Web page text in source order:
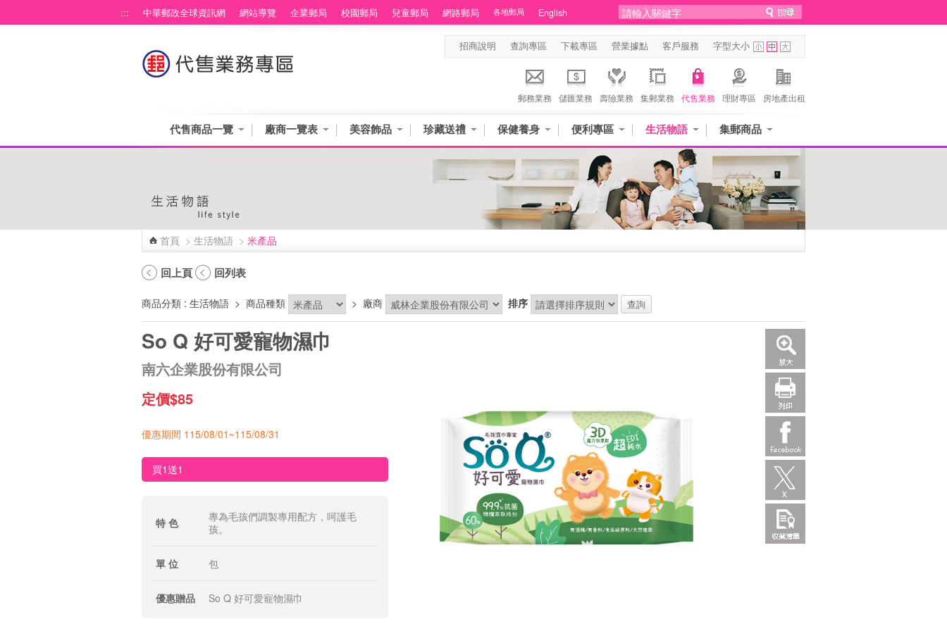
::: 中華郵政全球資訊網 網站導覽 企業郵局 校園郵局 兒童郵局 網路郵局 各地郵局 English
招商說明 查詢專區 下載專區 營業據點 客戶服務 字型大小
郵務業務 儲匯業務 壽險業務 集郵業務 代售業務 理財專區 房地產出租
代售商品一覽 廠商一覽表 美容飾品 珍藏送禮 保健養身 便利專區 生活物語 集郵商品
首頁 > 生活物語 > 米產品
回上頁 回列表
商品分類 : 生活物語 > 商品種類 > 廠商 排序
So Q 好可愛寵物濕巾
南六企業股份有限公司
定價$85
優惠期間 115/08/01~115/08/31
買1送1
特 色
專為毛孩們調製專用配方，呵護毛
孩。
單 位 包
優惠贈品 So Q 好可愛寵物濕巾